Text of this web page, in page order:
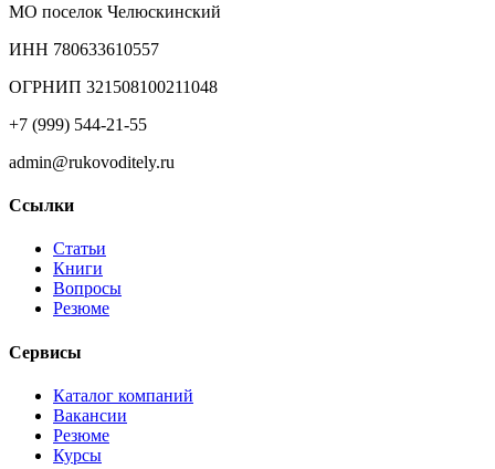
МО поселок Челюскинский
ИНН 780633610557
ОГРНИП 321508100211048
+7 (999) 544-21-55
admin@rukovoditely.ru
Ссылки
Статьи
Книги
Вопросы
Резюме
Сервисы
Каталог компаний
Вакансии
Резюме
Курсы